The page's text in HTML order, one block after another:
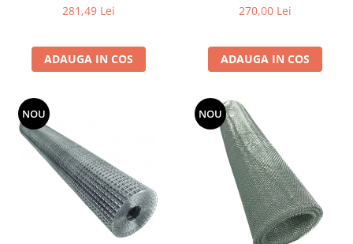
281,49 Lei
ADAUGA IN COS
270,00 Lei
ADAUGA IN COS
NOU NOU